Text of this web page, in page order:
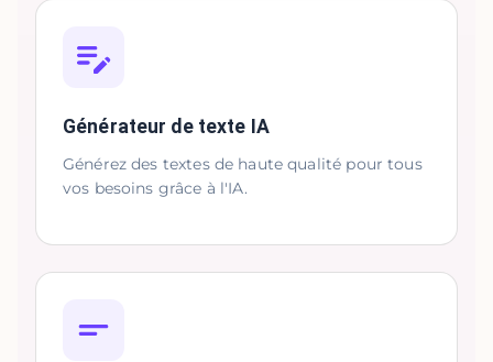
Générateur de texte IA
Générez des textes de haute qualité pour tous
vos besoins grâce à l'IA.